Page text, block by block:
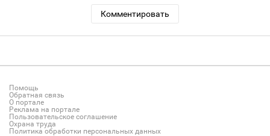
Комментировать
Помощь
Обратная связь
О портале
Реклама на портале
Пользовательское соглашение
Охрана труда
Политика обработки персональных данных